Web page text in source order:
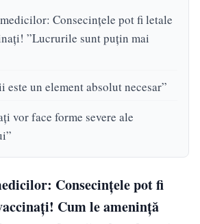
Consecințele pot fi letale
”Lucrurile sunt puțin mai
este un element absolut necesar”
vor face forme severe ale
Consecințele pot fi
Cum le amenință